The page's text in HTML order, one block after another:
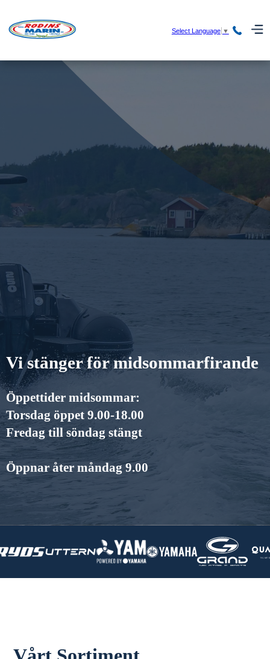
Select Language ▼
Vi stänger för midsommarfirande
Öppettider midsommar:
Torsdag öppet 9.00-18.00
Fredag till söndag stängt
Öppnar åter måndag 9.00